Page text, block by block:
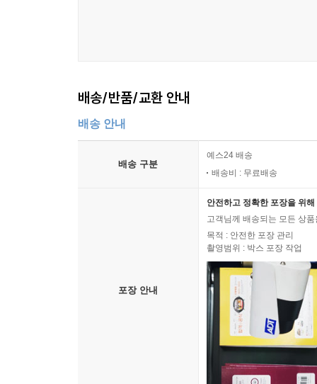
배송/반품/교환 안내
배송 안내
배송 구분
예스24 배송
배송비 : 무료배송
포장 안내
안전하고 정확한 포장을 위
고객님께 배송되는 모든 상
목적 : 안전한 포장 관리
촬영범위 : 박스 포장 작업